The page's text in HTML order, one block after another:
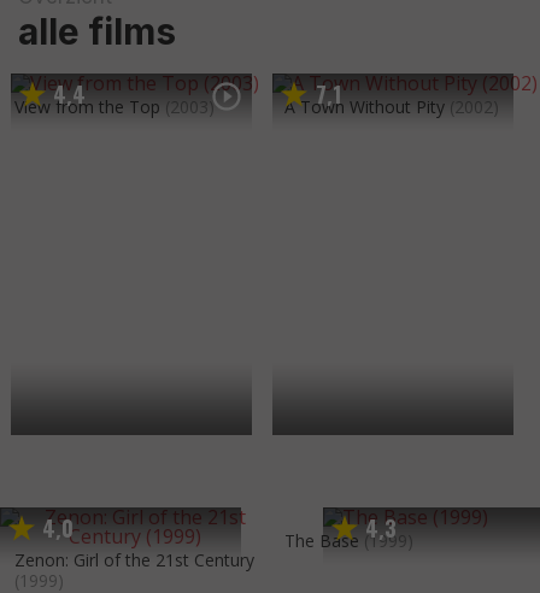
alle films
4,4
View from the Top (2003) 7,1
A Town Without Pity (2002)
4,0
Zenon: Girl of the 21st Century
(1999)
4,3
The Base (1999)